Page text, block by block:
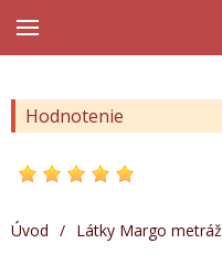
Hodnotenie
Úvod / Látky Margo metráž